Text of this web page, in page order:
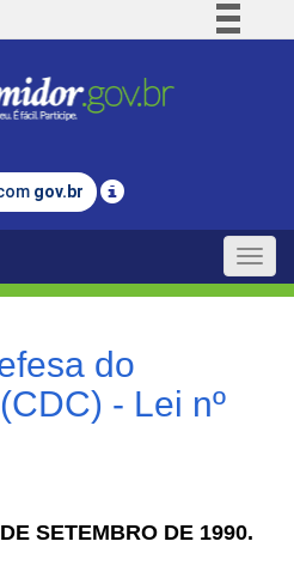
Comunica BR
Legislação
gov.br
Toggle
do
- Lei nº
SETEMBRO DE 1990.